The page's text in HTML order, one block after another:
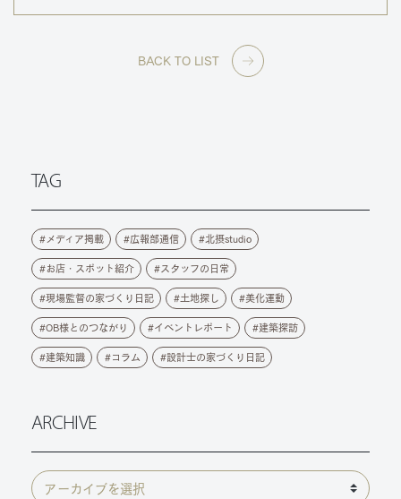
BACK TO LIST
TAG
メディア掲載 広報部通信 北摂studio
お店・スポット紹介 スタッフの日常
現場監督の家づくり日記 土地探し 美化運動
OB様とのつながり イベントレポート 建築探訪
建築知識 コラム 設計士の家づくり日記
ARCHIVE